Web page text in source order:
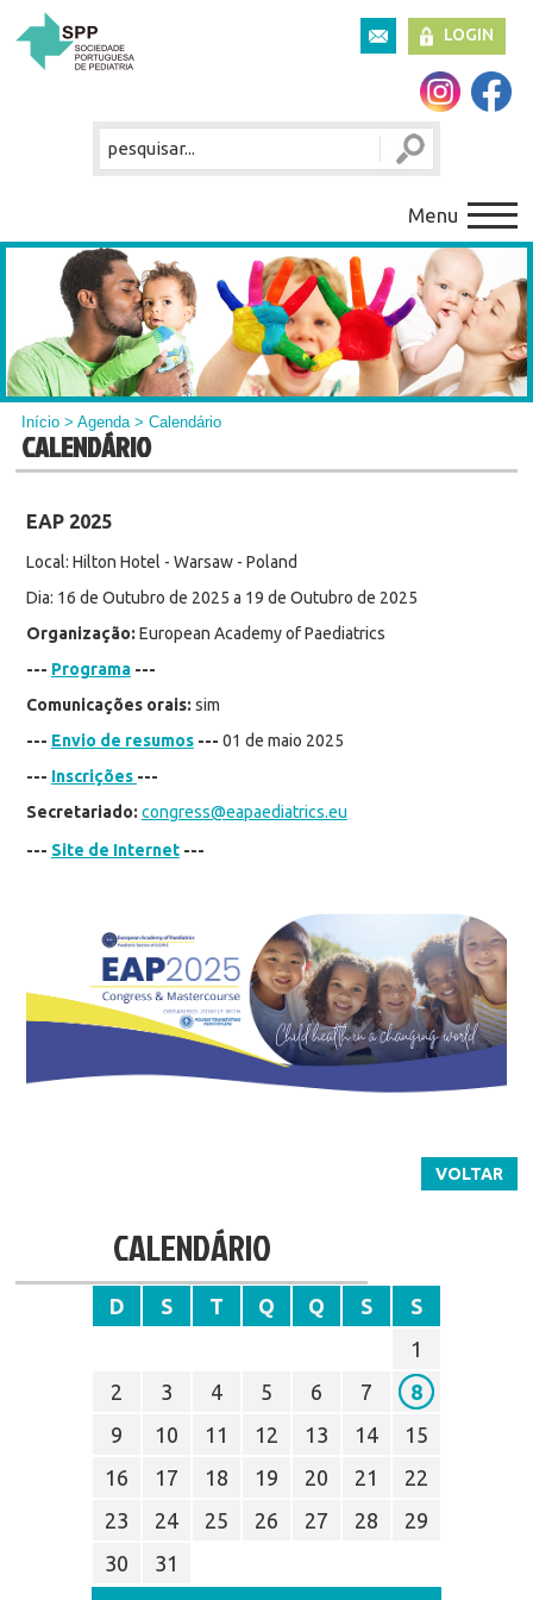
LOGIN
Menu
Início >Agenda> Calendário
CALENDÁRIO
EAP 2025
Local: Hilton Hotel - Warsaw - Poland
Dia: 16 de Outubro de 2025 a 19 de Outubro de 2025
Organização: European Academy of Paediatrics
--- Programa---
Comunicações orais: sim
--- Envio de resumos--- 01 de maio 2025
--- Inscrições ---
Secretariado: congress@eapaediatrics.eu
--- Site de Internet---
VOLTAR
CALENDÁRIO
D S T Q Q S
S
1
2
3 4 5 6 7
8
9
10 11 12 13 14
15
16
17 18 19 20 21
22
23
24 25 26 27 28
29
30
31